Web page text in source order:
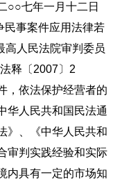
十二日
事案件应用法律若
人民法院审判委员
2007〕2
依法保护经营者的
华人民共和国民法通
》、《中华人民共和
审判实践经验和实际
具有一定的市场知